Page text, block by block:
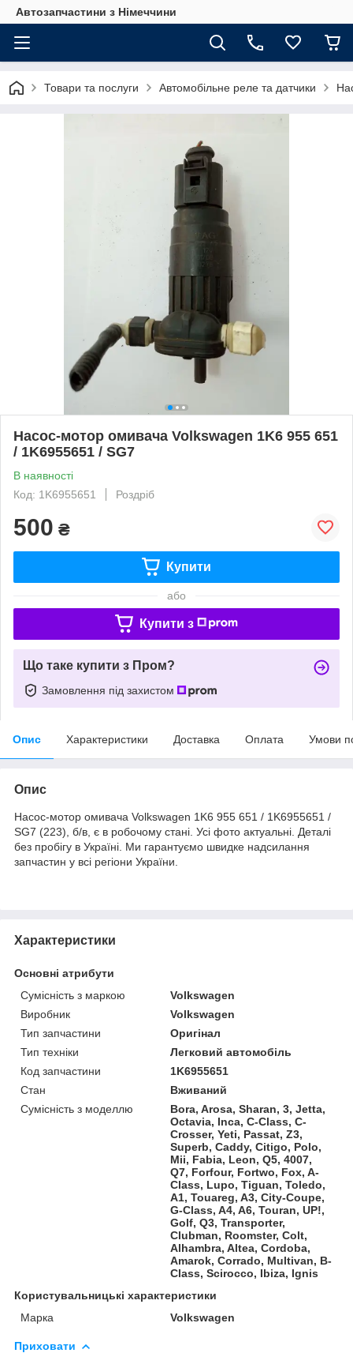
Автозапчастини з Німеччини
Товари та послуги Автомобільне реле та датчики
Насос-мотор омивача Volkswagen 1K6 955 651
/ 1K6955651 / SG7
В наявності
Код: 1K6955651
Роздріб
500 ₴
Купити
або
Купити з
Що таке купити з Пром?
Замовлення під захистом
Опис Характеристики Доставка Оплата Умови
Опис
Насос-мотор омивача Volkswagen 1K6 955 651 / 1K6955651 /
SG7 (223), б/в, є в робочому стані. Усі фото актуальні. Деталі
без пробігу в Україні. Ми гарантуємо швидке надсилання
запчастин у всі регіони України.
Характеристики
Основні атрибути
Сумісність з маркою
Volkswagen
Виробник
Volkswagen
Тип запчастини
Оригінал
Тип техніки
Легковий автомобіль
Код запчастини
1K6955651
Стан
Вживаний
Сумісність з моделлю
Bora, Arosa, Sharan, 3, Jetta,
Octavia, Inca, C-Class, C-
Crosser, Yeti, Passat, Z3,
Superb, Caddy, Citigo, Polo,
Mii, Fabia, Leon, Q5, 4007,
Q7, Forfour, Fortwo, Fox, A-
Class, Lupo, Tiguan, Toledo,
A1, Touareg, A3, City-Coupe,
G-Class, A4, A6, Touran, UP!,
Golf, Q3, Transporter,
Clubman, Roomster, Colt,
Alhambra, Altea, Cordoba,
Amarok, Corrado, Multivan, B-
Class, Scirocco, Ibiza, Ignis
Користувальницькі характеристики
Марка
Volkswagen
Приховати